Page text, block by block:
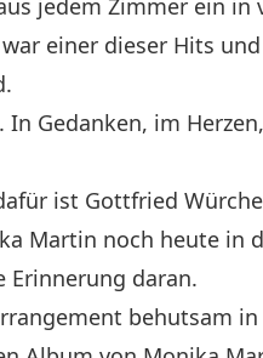
jedem Zimmer ein
einer dieser Hits
Gedanken, im
ist Gottfried
Martin noch heute
Erinnerung daran.
behutsam